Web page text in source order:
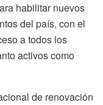
habilitar nuevos
del país, con el
a todos los
activos como
de renovación